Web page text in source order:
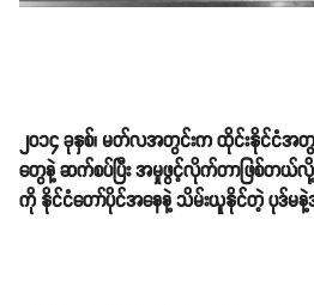
၂၀၁၄ ခုနှစ်၊ မတ်လအတွင်းက ထိုင်းနိုင်ငံအတွ
တွေနဲ့ ဆက်စပ်ပြီး အမှုဖွင့်လိုက်တာဖြစ်တယ်
ကို နိုင်ငံတော်ပိုင်အနေနဲ့ သိမ်းယူနိုင်တဲ့ ပုဒ်မ